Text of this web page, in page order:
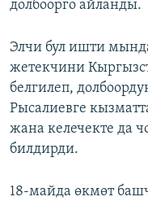
долбоорго айланды.
Элчи бул ишти
жетекчини
белгилеп,
Рысалиевге
жана келечекте да
билдирди.
18-майда өкмөт